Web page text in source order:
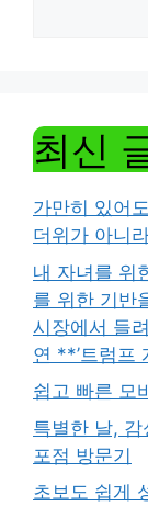
최신
가만히 있어
더위가 아니
내 자녀를 위
를 위한 기반
시장에서 들
연 **’트럼프
쉽고 빠른 모
특별한 날,
포점 방문기
초보도 쉽게